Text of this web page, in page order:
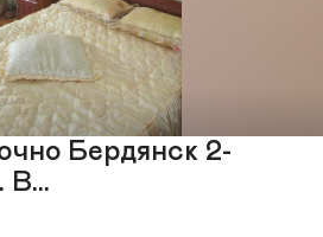
Бердянск 2-
В...